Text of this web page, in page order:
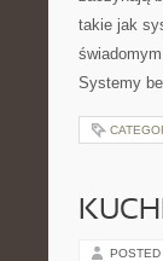
takie jak
Systemy
POSTED